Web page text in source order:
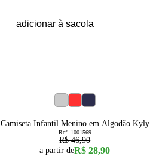
adicionar à sacola
Camiseta Infantil Menino em Algodão Kyly
Ref: 1001569
R$ 46,90
a partir deR$ 28,90